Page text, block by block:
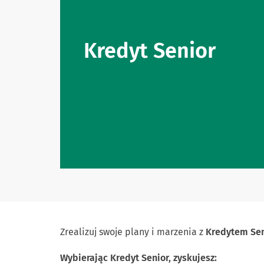
Kredyt Senior
Zrealizuj swoje plany i marzenia z Kredytem
Wybierając Kredyt Senior, zyskujesz: